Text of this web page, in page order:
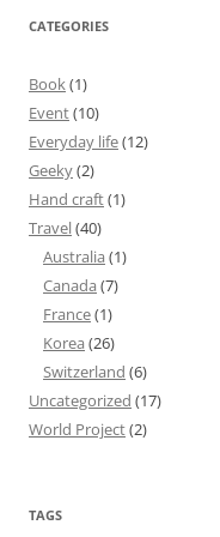
CATEGORIES
Book(1)
Event(10)
Everyday life(12)
Geeky(2)
Hand craft(1)
Travel(40)
Australia (1)
Canada (7)
France(1)
Korea (26)
Switzerland (6)
Uncategorized (17)
World Project(2)
TAGS